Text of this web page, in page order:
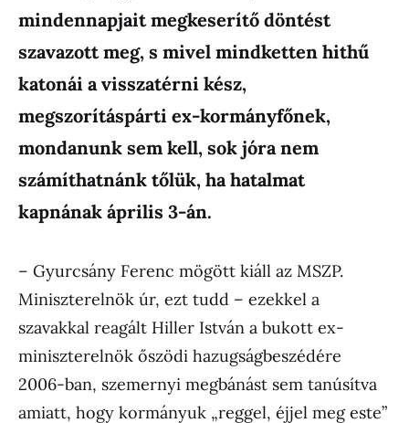
mindennapjait megkeserítő döntést
szavazott meg, s mivel mindketten hithű
katonái a visszatérni kész,
megszorításpárti ex-kormányfőnek,
mondanunk sem kell, sok jóra nem
számíthatnánk tőlük, ha hatalmat
kapnának április 3-án.
– Gyurcsány Ferenc mögött kiáll az MSZP.
Miniszterelnök úr, ezt tudd – ezekkel a
szavakkal reagált Hiller István a bukott ex-
miniszterelnök őszödi hazugságbeszédére
2006-ban, szemernyi megbánást sem tanúsítva
amiatt, hogy kormányuk „reggel, éjjel meg este”